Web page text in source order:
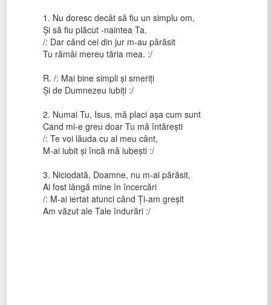
1. Nu doresc decât să fiu un simplu om,
Şi să fiu plăcut -naintea Ta.
/: Dar când cei din jur m-au părăsit
Tu rămâi mereu tăria mea. :/
R. /: Mai bine simpli şi smeriţi
Şi de Dumnezeu iubiţi :/
2. Numai Tu, Isus, mă placi aşa cum sunt
Cand mi-e greu doar Tu mă întăreşti
/: Te voi lăuda cu al meu cânt,
M-ai iubit şi încă mă iubeşti :/
3. Niciodată, Doamne, nu m-ai părăsit,
Ai fost lângă mine în încercări
/: M-ai iertat atunci când Ţi-am greşit
Am văzut ale Tale îndurări :/